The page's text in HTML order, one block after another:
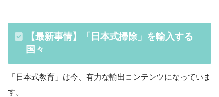
【最新事情】「日本式掃除」を輸入する
国々
「日本式教育」は今、有力な輸出コンテンツになっていま
す。